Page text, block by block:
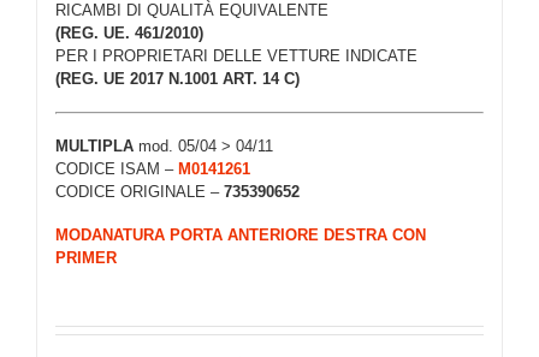
RICAMBI DI QUALITÀ EQUIVALENTE
(REG. UE. 461/2010)
PER I PROPRIETARI DELLE VETTURE INDICATE
(REG. UE 2017 N.1001 ART. 14 C)
MULTIPLA mod. 05/04 > 04/11
CODICE ISAM – M0141261
CODICE ORIGINALE – 735390652
MODANATURA PORTA ANTERIORE DESTRA CON
PRIMER